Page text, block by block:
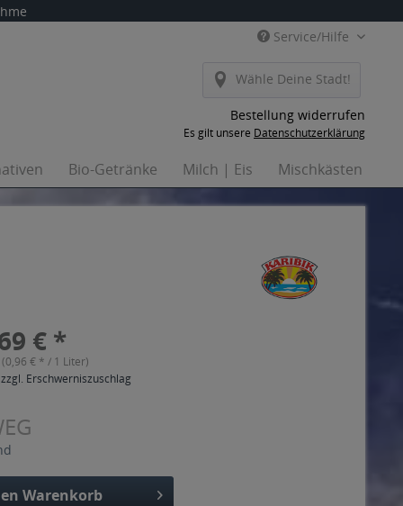
Service/Hilfe
Wähle Deine Stadt!
Bestellung widerrufen
Es gilt unsere Datenschutzerklärung
Bio-Getränke Milch | Eis Mischkästen
€ *
€ * / 1 Liter)
Erschwerniszuschlag
Warenkorb